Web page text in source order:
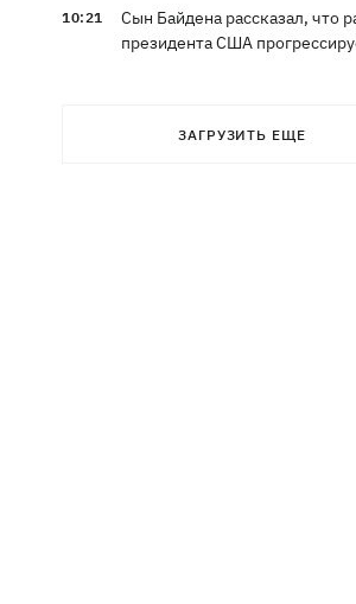
10:21
Сын Байдена рассказал, что
президента США
дневной операции по
ЗАГРУЗИТЬ ЕЩЕ